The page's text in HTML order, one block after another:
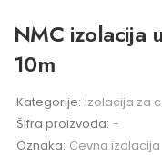
NMC izolacija
10m
Kategorije: Izolacija za
Šifra proizvoda: -
Oznaka: Cevna izolacija